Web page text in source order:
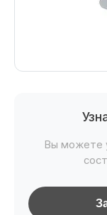
Вы можете